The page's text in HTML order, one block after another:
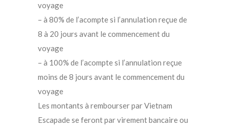
voyage
– à 80% de l’acompte si l’annulation reçue de
8 à 20 jours avant le commencement du
voyage
– à 100% de l’acompte si l’annulation reçue
moins de 8 jours avant le commencement du
voyage
Les montants à rembourser par Vietnam
Escapade se feront par virement bancaire ou